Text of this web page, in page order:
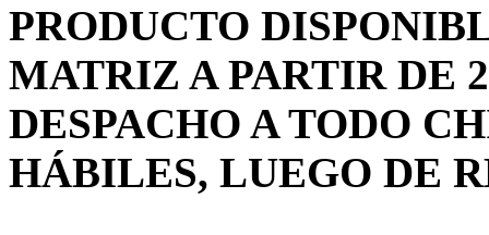
PRODUCTO
MATRIZ A PARTIR DE
DESPACHO A TODO
HÁBILES, LUEGO DE